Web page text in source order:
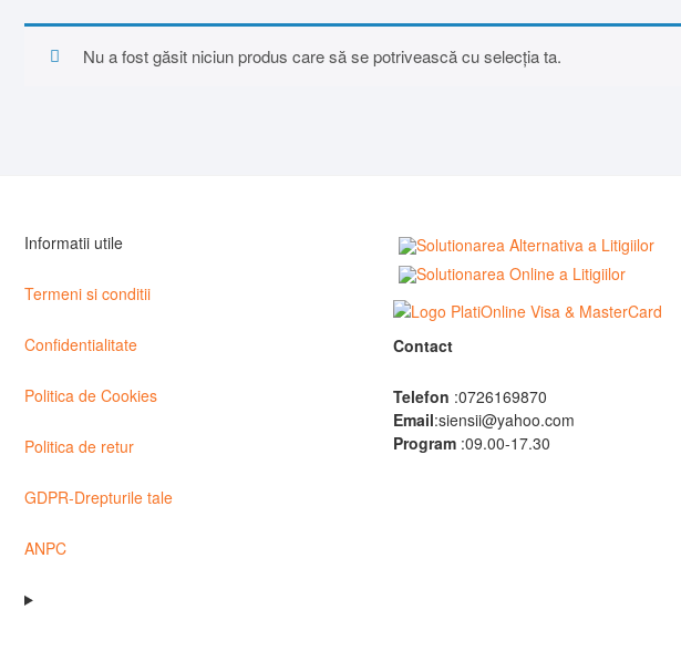
Nu a fost găsit niciun produs care să se potrivească cu selecția ta.
Informatii utile
Termeni si conditii
Confidentialitate
Politica de Cookies
Politica de retur
GDPR-Drepturile tale
ANPC
Contact
Telefon :0726169870
Email:siensii@yahoo.com
Program:09.00-17.30